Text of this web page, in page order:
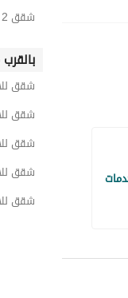
شقق 2 غرفة نوم للايجار في الزمالك
شقق
شقق
شقق
شقق
شقق